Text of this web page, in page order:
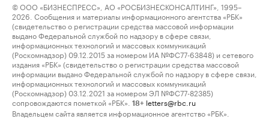
© ООО «БИЗНЕСПРЕСС», АО «РОСБИЗНЕСКОНСАЛТИНГ», 1995–
2026. Сообщения и материалы информационного агентства «РБК»
(свидетельство о регистрации средства массовой информации
выдано Федеральной службой по надзору в сфере связи,
информационных технологий и массовых коммуникаций
(Роскомнадзор) 09.12.2015 за номером ИА №ФС77-63848) и сетевого
издания «РБК» (свидетельство о регистрации средства массовой
информации выдано Федеральной службой по надзору в сфере связи,
информационных технологий и массовых коммуникаций
(Роскомнадзор) 03.12.2021 за номером ЭЛ №ФС77-82385)
сопровождаются пометкой «РБК».
18+ letters@rbc.ru
Владельцем сайта является информационное агентство «РБК».